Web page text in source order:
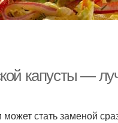
капусты —
стать заменой